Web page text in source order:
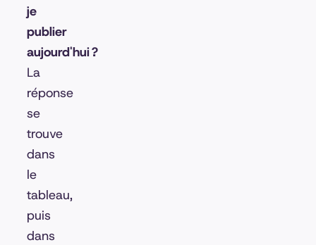
je
publier
aujourd'hui ?
La
réponse
se
trouve
dans
le
tableau,
puis
dans